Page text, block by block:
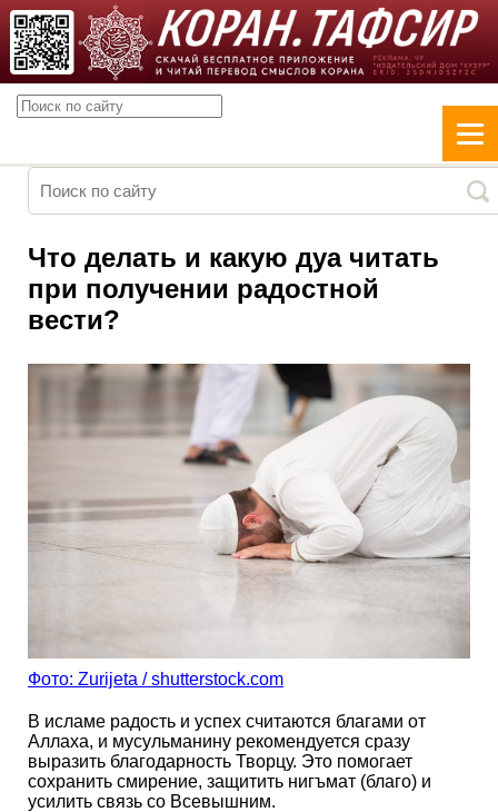
Что делать и какую дуа читать
при получении радостной
вести?
Фото: Zurijeta / shutterstock.com
В исламе радость и успех считаются благами от
Аллаха, и мусульманину рекомендуется сразу
выразить благодарность Творцу. Это помогает
сохранить смирение, защитить нигъмат (благо) и
усилить связь со Всевышним.